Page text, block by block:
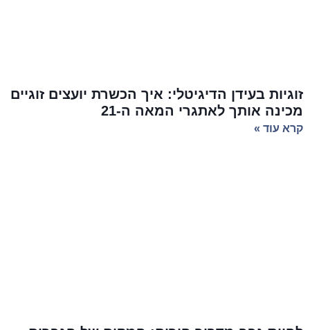
זוגיות בעידן הדיגיטלי: איך הכשרת יועצים זוגיים
מכינה אותך לאתגרי המאה ה-21
קרא עוד »